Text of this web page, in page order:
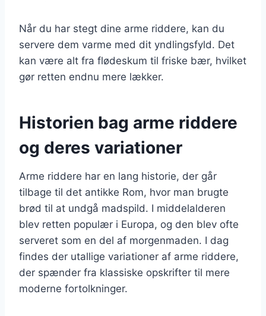
Når du har stegt dine arme riddere, kan du
servere dem varme med dit yndlingsfyld. Det
kan være alt fra flødeskum til friske bær, hvilket
gør retten endnu mere lækker.
Historien bag arme riddere
og deres variationer
Arme riddere har en lang historie, der går
tilbage til det antikke Rom, hvor man brugte
brød til at undgå madspild. I middelalderen
blev retten populær i Europa, og den blev ofte
serveret som en del af morgenmaden. I dag
findes der utallige variationer af arme riddere,
der spænder fra klassiske opskrifter til mere
moderne fortolkninger.